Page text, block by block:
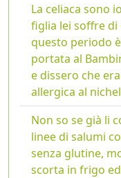
La celiaca sono
figlia lei soffre
questo periodo
portata al
e dissero che
allergica al nichel
Non so se già li
linee di salumi
senza glutine,
scorta in frigo